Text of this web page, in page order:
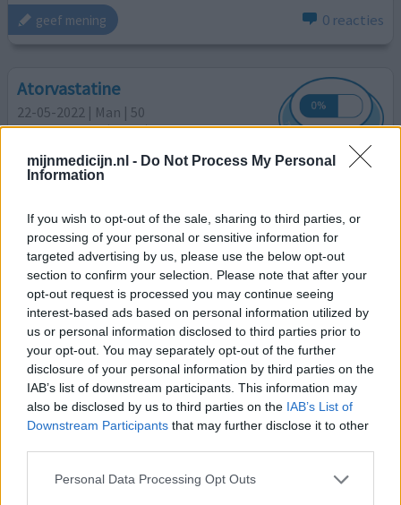
mijnmedicijn.nl - Do Not Process My Personal
Information
If you wish to opt-out of the sale, sharing to third parties, or
processing of your personal or sensitive information for
targeted advertising by us, please use the below opt-out
section to confirm your selection. Please note that after your
opt-out request is processed you may continue seeing
interest-based ads based on personal information utilized by
us or personal information disclosed to third parties prior to
your opt-out. You may separately opt-out of the further
disclosure of your personal information by third parties on the
IAB’s list of downstream participants. This information may
also be disclosed by us to third parties on the IAB’s List of
Downstream Participants that may further disclose it to other
Personal Data Processing Opt Outs
geef mening 0 reacties
Atorvastatine
22-05-2022 | Man | 50
atorvastatine (20mg)
Effectiviteit
Zeer zware bijverschijnselen welke het dagelijkse routine
niet meer toestaan
geef mening 0 reacties
Atorvastatine
26-03-2022 | Man | 45
atorvastatine (10mg)
Effectiviteit